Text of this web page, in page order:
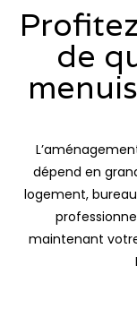
de
dépend en
logement,
maintenant